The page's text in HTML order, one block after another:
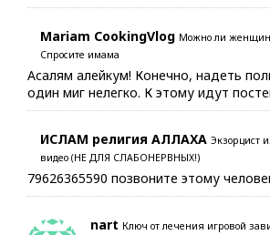
Mariam CookingVlog Можно ли
Спросите имама
Асалям алейкум! Конечно, надеть
один миг нелегко. К этому идут
ИСЛАМ религия АЛЛАХА Экзорцист
видео (НЕ ДЛЯ СЛАБОНЕРВНЫХ!)
79626365590 позвоните этому
nart Ключ от лечения игровой